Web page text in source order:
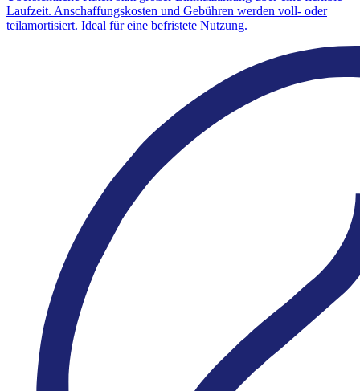
Laufzeit. Anschaffungskosten und Gebühren werden voll- oder
teilamortisiert. Ideal für eine befristete Nutzung.